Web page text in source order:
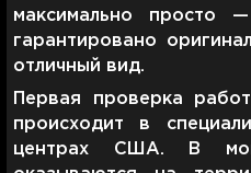
максимально просто
гарантировано
отличный вид.
Первая проверка
происходит в
центрах США. В